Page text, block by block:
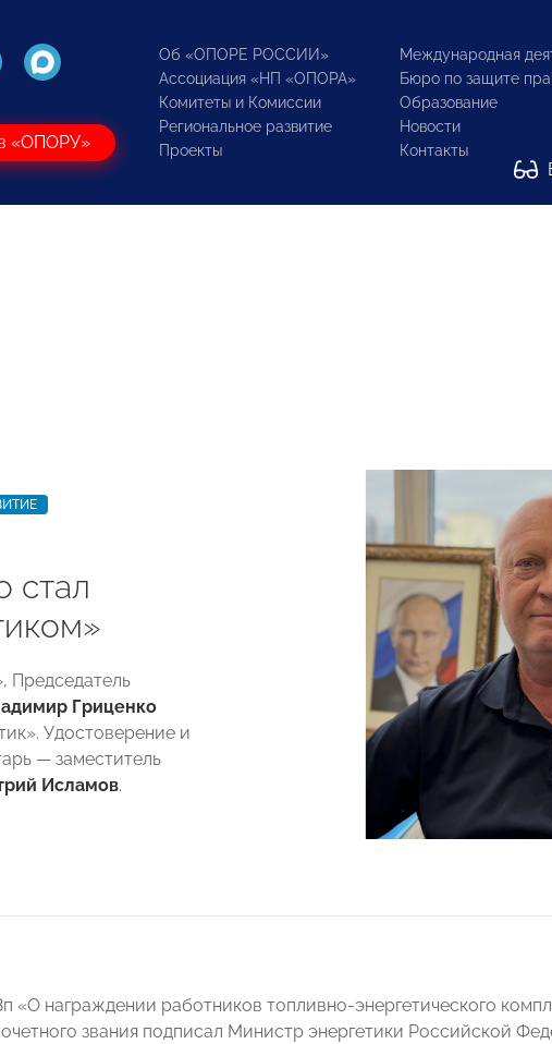
«ОПОРУ»
Об «ОПОРЕ РОССИИ»
Ассоциация «НП «ОПОРА»
Комитеты и Комиссии
Региональное развитие
Проекты
Международная
Бюро по защите
Образование
Новости
Контакты
стал
Гриценко
Удостоверение и
— заместитель
Исламов.
«О награждении работников топливно-энергетического
звания подписал Министр энергетики Российской